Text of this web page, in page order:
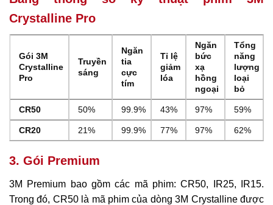
Crystalline Pro
Gói 3M
Crystalline
Pro
Truyền
sáng
Ngăn
tia
cực
tím
Tỉ lệ
giảm
lóa
Ngăn
bức
xạ
hồng
ngoại
Tổng
năng
lượng
loại
bỏ
CR50 50% 99.9% 43% 97% 59%
CR20 21% 99.9% 77% 97% 62%
3. Gói Premium
3M Premium bao gồm các mã phim: CR50, IR25, IR15.
Trong đó, CR50 là mã phim của dòng 3M Crystalline được